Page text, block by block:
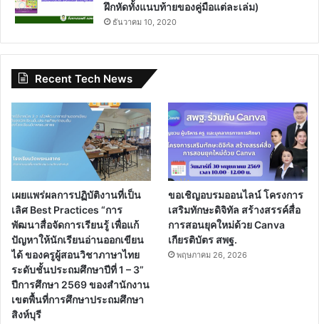
ฝึกหัดทั้งแนบท้ายของคู่มือแต่ละเล่ม)
ธันวาคม 10, 2020
Recent Tech News
เผยแพร่ผลการปฏิบัติงานที่เป็น
เลิศ Best Practices “การ
พัฒนาสื่อจัดการเรียนรู้ เพื่อแก้
ปัญหาให้นักเรียนอ่านออกเขียน
ได้ ของครูผู้สอนวิชาภาษาไทย
ระดับชั้นประถมศึกษาปีที่ 1 – 3”
ปีการศึกษา 2569 ของสำนักงาน
เขตพื้นที่การศึกษาประถมศึกษา
สิงห์บุรี
ขอเชิญอบรมออนไลน์ โครงการ
เสริมทักษะดิจิทัล สร้างสรรค์สื่อ
การสอนยุคใหม่ด้วย Canva
เกียรติบัตร สพฐ.
พฤษภาคม 26, 2026